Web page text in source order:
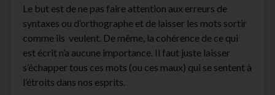
Le but est de ne pas faire attention aux erreurs de
syntaxes ou d’orthographe et de laisser les mots sortir
comme ils veulent. De même, la cohérence de ce qui
est écrit n’a aucune importance. Il faut juste laisser
s’échapper tous ces mots (ou ces maux) qui se sentent à
l’étroits dans nos esprits.